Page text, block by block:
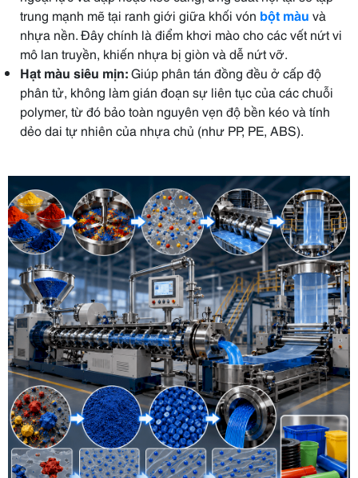
trung mạnh mẽ tại ranh giới giữa khối vón bột màu và
nhựa nền. Đây chính là điểm khơi mào cho các vết nứt vi
mô lan truyền, khiến nhựa bị giòn và dễ nứt vỡ.
Hạt màu siêu mịn:Giúp phân tán đồng đều ở cấp độ
phân tử, không làm gián đoạn sự liên tục của các chuỗi
polymer, từ đó bảo toàn nguyên vẹn độ bền kéo và tính
dẻo dai tự nhiên của nhựa chủ (như PP, PE, ABS).